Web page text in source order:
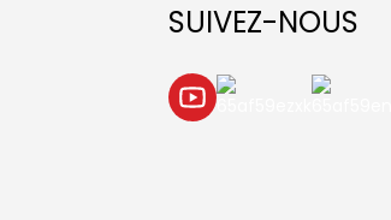
SUIVEZ-NOUS